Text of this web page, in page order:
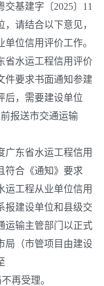
基建字〔2025〕11
请结合以下意见，
位信用评价工作。
水运工程信用评价
件要求书面通知参建
后，需要建设单位
前报送市交通运输
东省水运工程信用
符合《通知》要求
运工程从业单位信用
报建设单位和县级交
运输主管部门以正式
局（市管项目由建设
再受理。